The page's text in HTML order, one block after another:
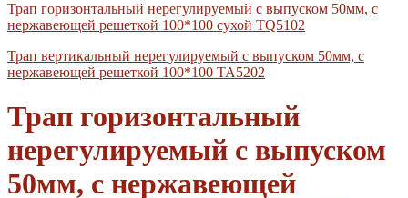
Трап горизонтальный нерегулируемый с выпуском 50мм, с
нержавеющей решеткой 100*100 сухой TQ5102
Трап вертикальный нерегулируемый с выпуском 50мм, с
нержавеющей решеткой 100*100 TA5202
Трап горизонтальный
нерегулируемый с выпуском
50мм, с нержавеющей